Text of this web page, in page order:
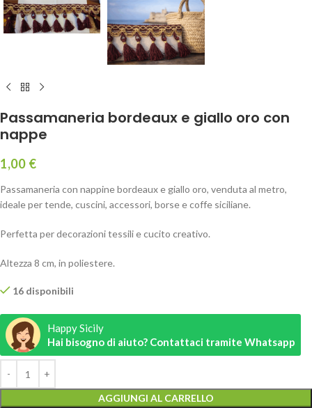
Passamaneria bordeaux e giallo oro con
nappe
1,00 €
Passamaneria con nappine bordeaux e giallo oro, venduta al metro,
ideale per tende, cuscini, accessori, borse e coffe siciliane.
Perfetta per decorazioni tessili e cucito creativo.
Altezza 8 cm, in poliestere.
16 disponibili
Happy Sicily
Hai bisogno di aiuto? Contattaci tramite Whatsapp
AGGIUNGI AL CARRELLO